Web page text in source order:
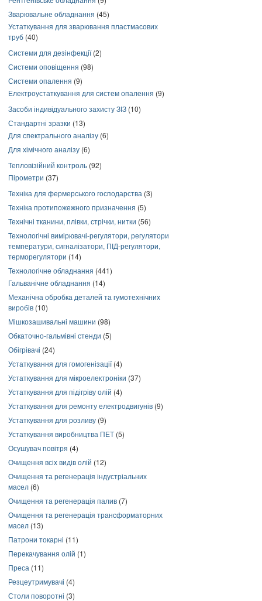
Зварювальне обладнання (45)
Устаткування для зварювання пластмасових
труб (40)
Системи для дезінфекції(2)
Системи оповіщення (98)
Системи опалення (9)
Електроустаткування для систем опалення (9)
Засоби індивідуального захисту ЗІЗ (10)
Стандартні зразки (13)
Для спектрального аналізу (6)
Для хімічного аналізу (6)
Тепловізійний контроль (92)
Пірометри (37)
Техніка для фермерського господарства (3)
Техніка протипожежного призначення (5)
Технічні тканини, плівки, стрічки, нитки (56)
Технологічні вимірювачі-регулятори, регулятори
температури, сигналізатори, ПІД-регулятори,
терморегулятори (14)
Технологічне обладнання (441)
Гальванічне обладнання (14)
Механічна обробка деталей та гумотехнічних
виробів (10)
Мішкозашивальні машини (98)
Обкаточно-гальмівні стенди (5)
Обігрівачі (24)
Устаткування для гомогенізації(4)
Устаткування для мікроелектроніки (37)
Устаткування для підігріву олій (4)
Устаткування для ремонту електродвигунів (9)
Устаткування для розливу (9)
Устаткування виробництва ПЕТ (5)
Осушувач повітря (4)
Очищення всіх видів олій (12)
Очищення та регенерація індустріальних
масел (6)
Очищення та регенерація палив (7)
Очищення та регенерація трансформаторних
масел (13)
Патрони токарні (11)
Перекачування олій (1)
Преса (11)
Резцеутримувачі (4)
Столи поворотні (3)